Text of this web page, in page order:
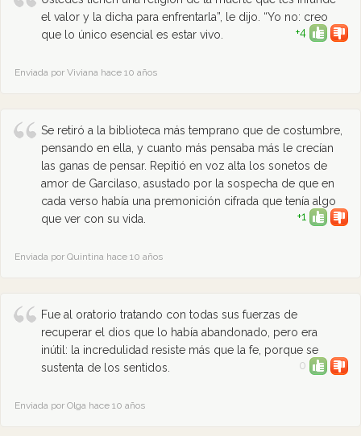
el valor y la dicha para enfrentarla”, le dijo. “Yo no: creo
que lo único esencial es estar vivo.
+4
Enviada por Viviana hace 10 años
Se retiró a la biblioteca más temprano que de costumbre,
pensando en ella, y cuanto más pensaba más le crecían
las ganas de pensar. Repitió en voz alta los sonetos de
amor de Garcilaso, asustado por la sospecha de que en
cada verso había una premonición cifrada que tenía algo
que ver con su vida.
+1
Enviada por Quintina hace 10 años
Fue al oratorio tratando con todas sus fuerzas de
recuperar el dios que lo había abandonado, pero era
inútil: la incredulidad resiste más que la fe, porque se
sustenta de los sentidos.
0
Enviada por Olga hace 10 años